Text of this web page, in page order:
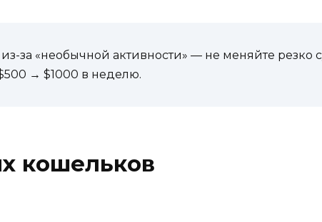
за «необычной активности» — не меняйте резко
→ $1000 в неделю.
кошельков